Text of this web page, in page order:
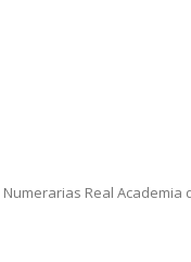
Real